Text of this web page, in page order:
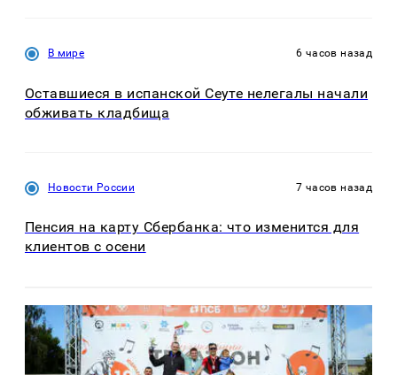
В мире 6 часов назад
Оставшиеся в испанской Сеуте нелегалы начали
обживать кладбища
Новости России 7 часов назад
Пенсия на карту Сбербанка: что изменится для
клиентов с осени